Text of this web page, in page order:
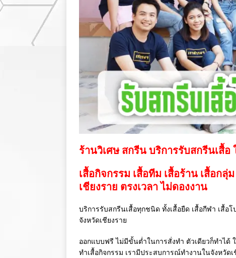
ร้านวิเศษ สกรีน บริการรับสกรีนเสื้อ
เสื้อกิจกรรม เสื้อทีม เสื้อร้าน เสื้อกลุ่
เชียงราย ตรงเวลา ไม่ดองงาน
บริการรับสกรีนเสื้อทุกชนิด ทั้งเสื้อยืด เสื้อกีฬา เสื้อ
จังหวัดเชียงราย
ออกแบบฟรี ไม่มีขั้นต่ำในการสั่งทำ ตัวเดียวก็ทำได้
ทำเสื้อกิจกรรม เรามีประสบการณ์ทำงานในจังหวัด